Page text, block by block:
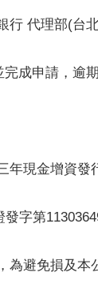
行 代理部(台
成申請，逾
年現金增資發
字第
為避免損及本